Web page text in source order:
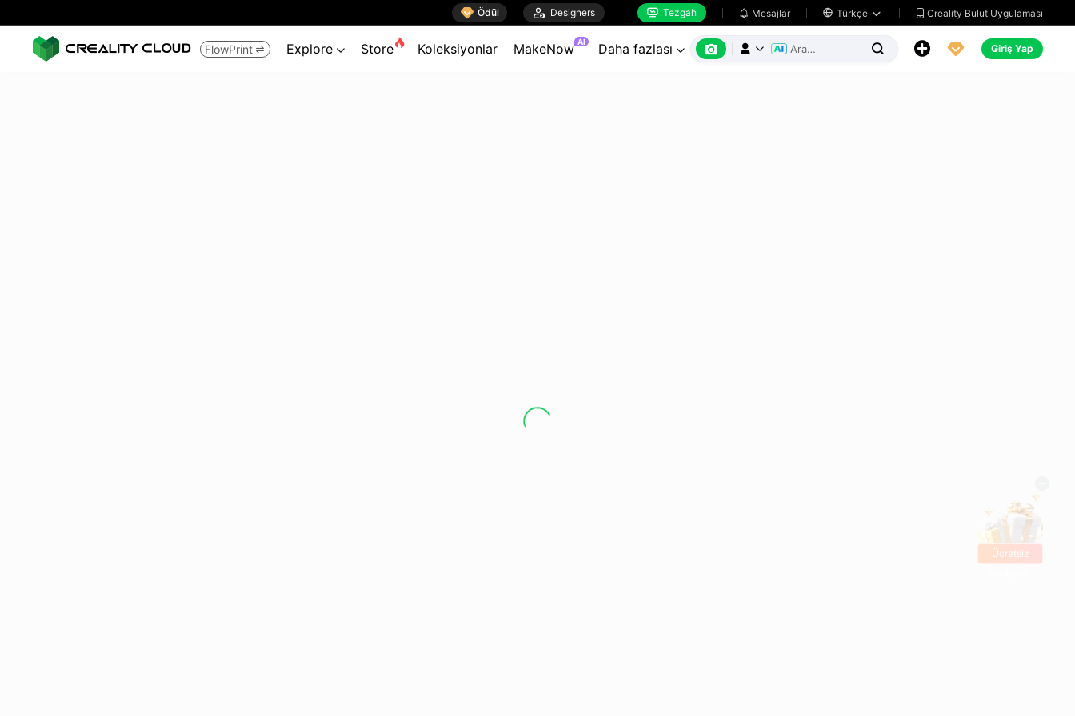
 Ödül  Designers  Tezgah  Mesajlar  Türkçe   Creality Bulut Uygulaması
FlowPrint  Explore  Store Koleksiyonlar MakeNow AI Daha fazlası        Giriş Yap
Ücretsiz